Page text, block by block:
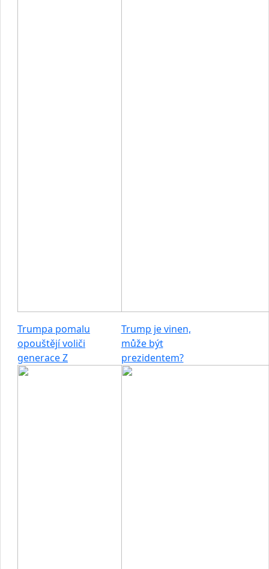
Trumpa pomalu
opouštějí voliči
generace Z
Trump je vinen,
může být
prezidentem?